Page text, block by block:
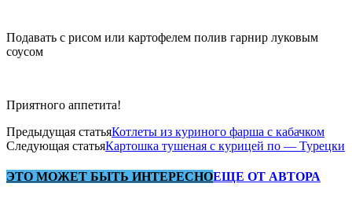
Подавать с рисом или картофелем полив гарнир луковым
соусом
Приятного аппетита!
Предыдущая статьяКотлеты из куриного фарша с кабачком
Следующая статьяКартошка тушеная с курицей по — Турецки
ЭТО МОЖЕТ БЫТЬ ИНТЕРЕСНОЕЩЕ ОТ АВТОРА